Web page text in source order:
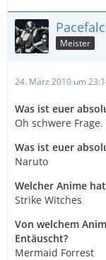
Meister
24. März 2010 um
Was ist euer
Oh schwere
Was ist euer
Naruto
Welcher Anime
Strike Witches
Von welchem
Entäuscht?
Mermaid Forrest